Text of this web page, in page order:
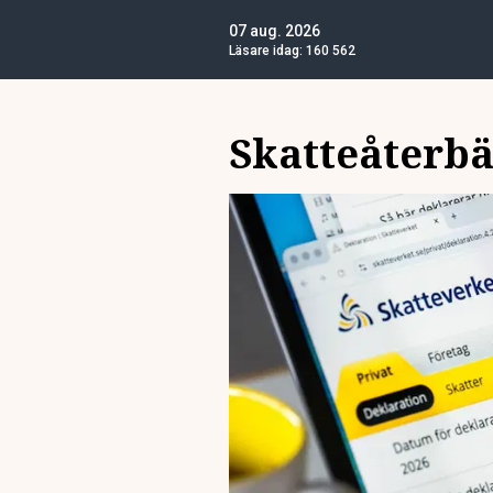
07 aug. 2026
Läsare idag: 160 562